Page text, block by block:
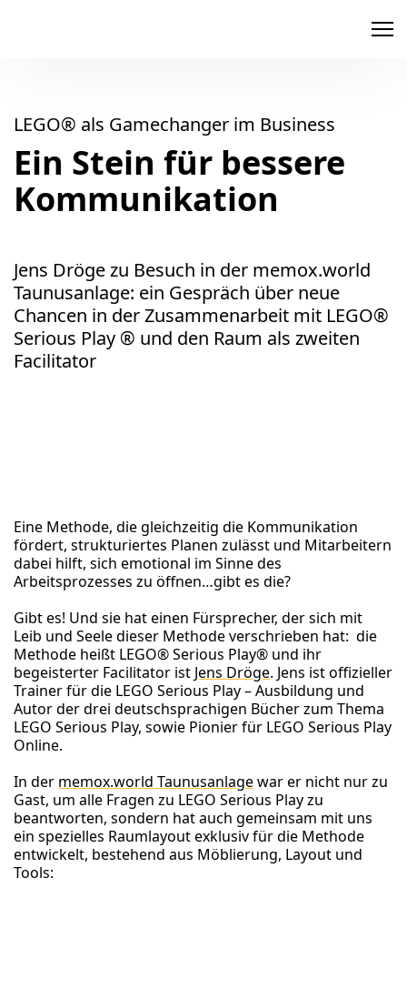
LEGO® als Gamechanger im Business
Ein Stein für bessere
Kommunikation
Jens Dröge zu Besuch in der memox.world
Taunusanlage: ein Gespräch über neue
Chancen in der Zusammenarbeit mit LEGO®
Serious Play ® und den Raum als zweiten
Facilitator
Eine Methode, die gleichzeitig die Kommunikation
fördert, strukturiertes Planen zulässt und Mitarbeitern
dabei hilft, sich emotional im Sinne des
Arbeitsprozesses zu öffnen…gibt es die?
Gibt es! Und sie hat einen Fürsprecher, der sich mit
Leib und Seele dieser Methode verschrieben hat: die
Methode heißt LEGO® Serious Play® und ihr
begeisterter Facilitator ist Jens Dröge. Jens ist offizieller
Trainer für die LEGO Serious Play – Ausbildung und
Autor der drei deutschsprachigen Bücher zum Thema
LEGO Serious Play, sowie Pionier für LEGO Serious Play
Online.
In der memox.world Taunusanlagewar er nicht nur zu
Gast, um alle Fragen zu LEGO Serious Play zu
beantworten, sondern hat auch gemeinsam mit uns
ein spezielles Raumlayout exklusiv für die Methode
entwickelt, bestehend aus Möblierung, Layout und
Tools: